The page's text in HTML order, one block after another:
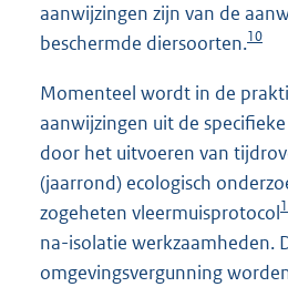
aanwijzingen zijn van de
beschermde diersoorten.10
Momenteel wordt in de
aanwijzingen uit de
door het uitvoeren van
(jaarrond) ecologisch
zogeheten vleermuisprotocol
na-isolatie werkzaamheden.
omgevingsvergunning